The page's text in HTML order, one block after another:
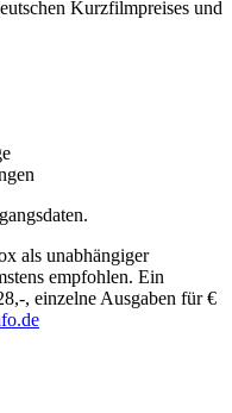
Kurzfilmpreises und
als unabhängiger
empfohlen. Ein
, einzelne Ausgaben für €